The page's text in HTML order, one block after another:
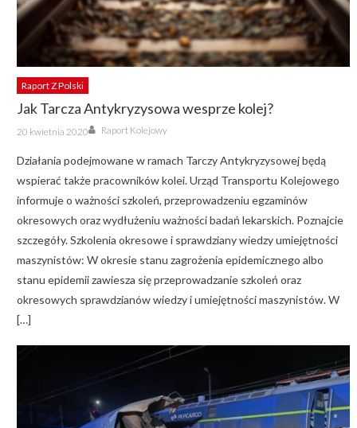
Raport Z Polski
Jak Tarcza Antykryzysowa wesprze kolej?
Posted
on
20 kwietnia 2020 Author
Raport Kolejowy
Działania podejmowane w ramach Tarczy Antykryzysowej będą
wspierać także pracowników kolei. Urząd Transportu Kolejowego
informuje o ważności szkoleń, przeprowadzeniu egzaminów
okresowych oraz wydłużeniu ważności badań lekarskich. Poznajcie
szczegóły. Szkolenia okresowe i sprawdziany wiedzy umiejętności
maszynistów: W okresie stanu zagrożenia epidemicznego albo
stanu epidemii zawiesza się przeprowadzanie szkoleń oraz
okresowych sprawdzianów wiedzy i umiejętności maszynistów. W
[…]